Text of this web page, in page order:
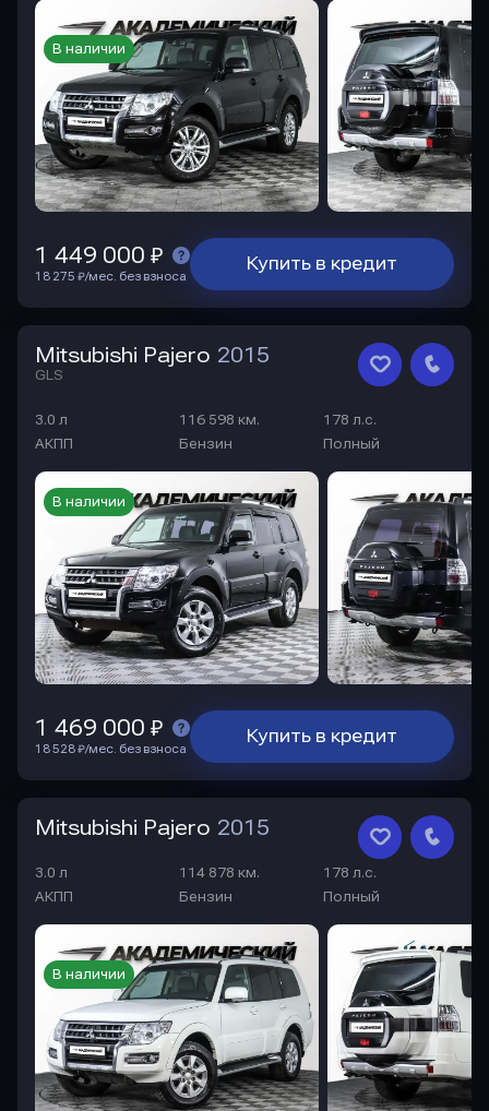
В наличии
Купить в кредит
1 449 000 ₽
18 275 ₽/мес. без взноса
Mitsubishi Pajero 2015
GLS
3.0 л 116 598 км.
178 л.с.
АКПП
Бензин Полный
В наличии
Купить в кредит
1 469 000 ₽
18 528 ₽/мес. без взноса
Mitsubishi Pajero 2015
3.0 л 114 878 км.
178 л.с.
АКПП
Бензин Полный
В наличии